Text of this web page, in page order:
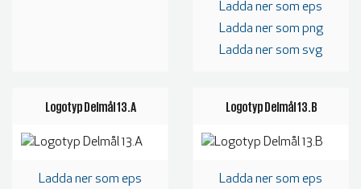
Ladda ner som eps
Ladda ner som png
Ladda ner som svg
Logotyp Delmål 13.A
Ladda ner som eps
Logotyp Delmål 13.B
Ladda ner som eps